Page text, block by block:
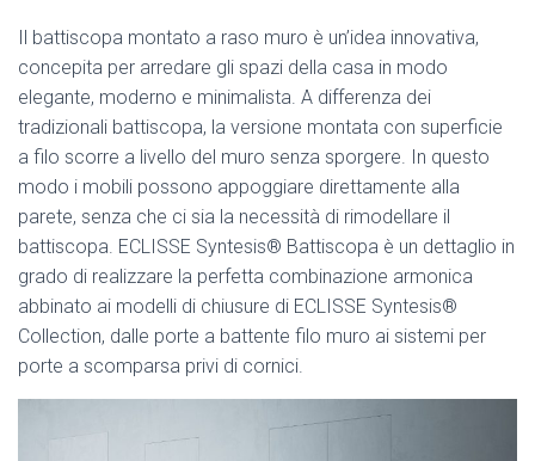
Il battiscopa montato a raso muro è un’idea innovativa,
concepita per arredare gli spazi della casa in modo
elegante, moderno e minimalista. A differenza dei
tradizionali battiscopa, la versione montata con superficie
a filo scorre a livello del muro senza sporgere. In questo
modo i mobili possono appoggiare direttamente alla
parete, senza che ci sia la necessità di rimodellare il
battiscopa. ECLISSE Syntesis® Battiscopa è un dettaglio in
grado di realizzare la perfetta combinazione armonica
abbinato ai modelli di chiusure di ECLISSE Syntesis®
Collection, dalle porte a battente filo muro ai sistemi per
porte a scomparsa privi di cornici.